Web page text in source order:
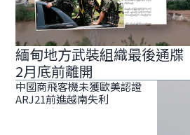
緬甸地方武裝組織最後通
2月底前離開
中國商飛客機未獲歐美認證
ARJ21前進越南失利